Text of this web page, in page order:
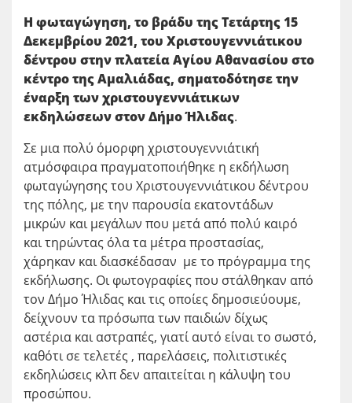
Η φωταγώγηση, το βράδυ της Τετάρτης 15
Δεκεμβρίου 2021, του Χριστουγεννιάτικου
δέντρου στην πλατεία Αγίου Αθανασίου στο
κέντρο της Αμαλιάδας, σηματοδότησε την
έναρξη των χριστουγεννιάτικων
εκδηλώσεων στον Δήμο Ήλιδας.
Σε μια πολύ όμορφη χριστουγεννιάτική
ατμόσφαιρα πραγματοποιήθηκε η εκδήλωση
φωταγώγησης του Χριστουγεννιάτικου δέντρου
της πόλης, με την παρουσία εκατοντάδων
μικρών και μεγάλων που μετά από πολύ καιρό
και τηρώντας όλα τα μέτρα προστασίας,
χάρηκαν και διασκέδασαν με το πρόγραμμα της
εκδήλωσης. Οι φωτογραφίες που στάλθηκαν από
τον Δήμο Ήλιδας και τις οποίες δημοσιεύουμε,
δείχνουν τα πρόσωπα των παιδιών δίχως
αστέρια και αστραπές, γιατί αυτό είναι το σωστό,
καθότι σε τελετές , παρελάσεις, πολιτιστικές
εκδηλώσεις κλπ δεν απαιτείται η κάλυψη του
προσώπου.